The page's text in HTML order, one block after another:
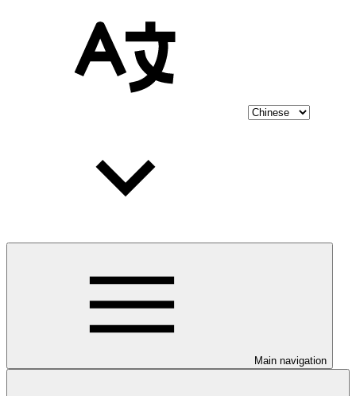
Main navigation